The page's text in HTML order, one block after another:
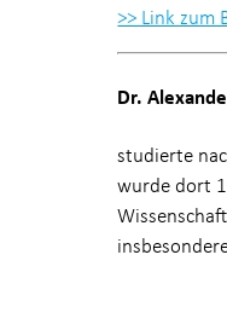
>> Link zum
Dr.
studierte
wurde dort